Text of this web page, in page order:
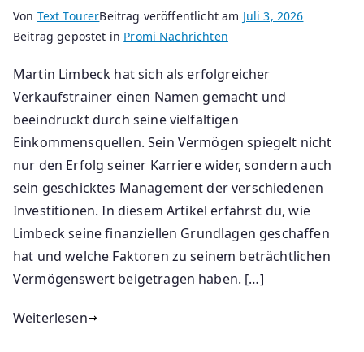
Von Text TourerBeitrag veröffentlicht am Juli 3, 2026
Beitrag gepostet in Promi Nachrichten
Martin Limbeck hat sich als erfolgreicher
Verkaufstrainer einen Namen gemacht und
beeindruckt durch seine vielfältigen
Einkommensquellen. Sein Vermögen spiegelt nicht
nur den Erfolg seiner Karriere wider, sondern auch
sein geschicktes Management der verschiedenen
Investitionen. In diesem Artikel erfährst du, wie
Limbeck seine finanziellen Grundlagen geschaffen
hat und welche Faktoren zu seinem beträchtlichen
Vermögenswert beigetragen haben. […]
Weiterlesen